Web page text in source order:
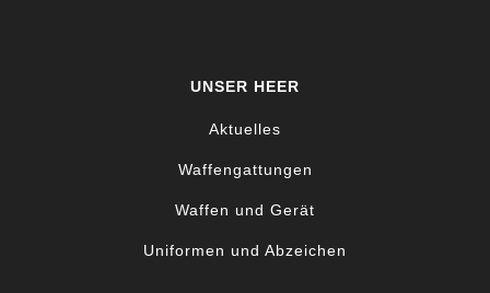
UNSER HEER
Aktuelles
Waffengattungen
Waffen und Gerät
Uniformen und Abzeichen